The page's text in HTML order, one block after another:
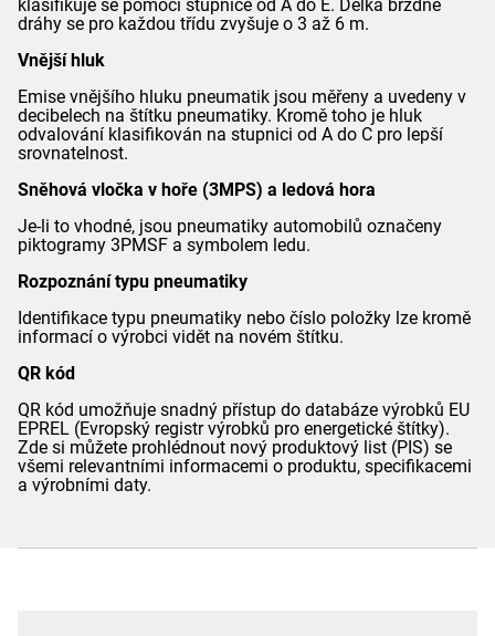
klasifikuje se pomocí stupnice od A do E. Délka brzdné
dráhy se pro každou třídu zvyšuje o 3 až 6 m.
Vnější hluk
Emise vnějšího hluku pneumatik jsou měřeny a uvedeny v
decibelech na štítku pneumatiky. Kromě toho je hluk
odvalování klasifikován na stupnici od A do C pro lepší
srovnatelnost.
Sněhová vločka v hoře (3MPS) a ledová hora
Je-li to vhodné, jsou pneumatiky automobilů označeny
piktogramy 3PMSF a symbolem ledu.
Rozpoznání typu pneumatiky
Identifikace typu pneumatiky nebo číslo položky lze kromě
informací o výrobci vidět na novém štítku.
QR kód
QR kód umožňuje snadný přístup do databáze výrobků EU
EPREL (Evropský registr výrobků pro energetické štítky).
Zde si můžete prohlédnout nový produktový list (PIS) se
všemi relevantními informacemi o produktu, specifikacemi
a výrobními daty.